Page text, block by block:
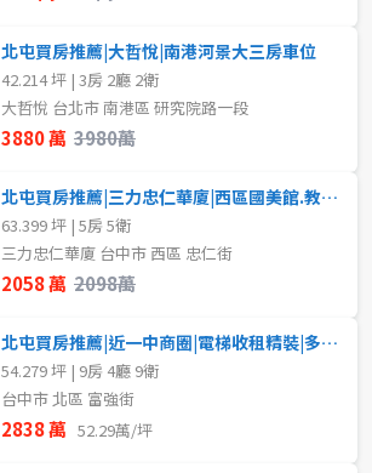
北屯買房推薦|大哲悅|南港河景大三房車位
42.214 坪 | 3房 2廳 2衛
大哲悅 台北市 南港區 研究院路一段
3880 萬 3980萬
北屯買房推薦|三力忠仁華廈|西區國美館.教育大學旁電梯五大套
63.399 坪 | 5房 5衛
三力忠仁華廈 台中市 西區 忠仁街
2058 萬 2098萬
北屯買房推薦|近一中商圈|電梯收租精裝|多種房型C
54.279 坪 | 9房 4廳 9衛
台中市 北區 富強街
2838 萬 52.29萬/坪